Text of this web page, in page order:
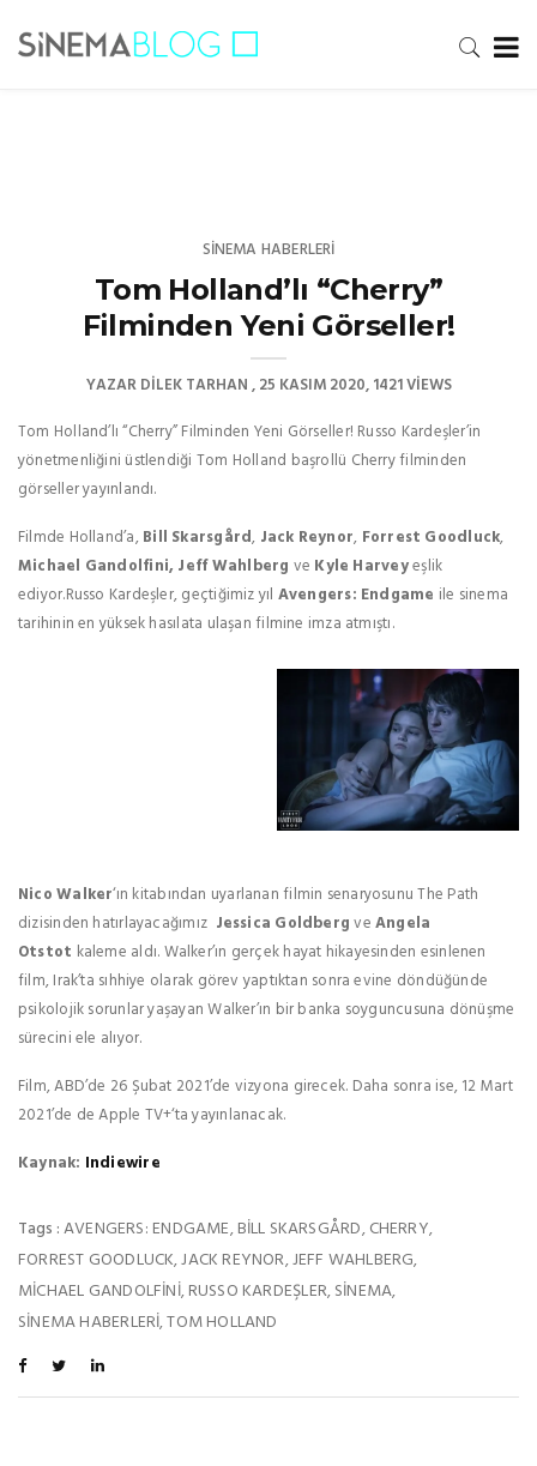
SINEMA HABERLERI
Tom Holland’lı “Cherry”
Filminden Yeni Görseller!
YAZARDILEK TARHAN 25 KASIM 2020 1421 VIEWS
Tom Holland’lı “Cherry” Filminden Yeni Görseller! Russo Kardeşler’in
yönetmenliğini üstlendiği Tom Holland başrollü Cherry filminden
görseller yayınlandı.
Filmde Holland’a,Bill Skarsgård, Jack Reynor, Forrest Goodluck,
Michael Gandolfini, Jeff Wahlberg ve Kyle Harveyeşlik
ediyor.Russo Kardeşler, geçtiğimiz yıl Avengers: Endgame ile sinema
tarihinin en yüksek hasılata ulaşan filmine imza atmıştı.
Nico Walker‘ın kitabından uyarlanan filmin senaryosunu The Path
dizisinden hatırlayacağımız Jessica GoldbergveAngela
Otstot kaleme aldı. Walker’ın gerçek hayat hikayesinden esinlenen
film, Irak’ta sıhhiye olarak görev yaptıktan sonra evine döndüğünde
psikolojik sorunlar yaşayan Walker’ın bir banka soyguncusuna dönüşme
sürecini ele alıyor.
Film, ABD’de 26 Şubat 2021’de vizyona girecek. Daha sonra ise, 12 Mart
2021’de de Apple TV+‘ta yayınlanacak.
Kaynak: Indiewire
Tags :AVENGERS: ENDGAME,BILL SKARSGÅRD,CHERRY,
FORREST GOODLUCK,JACK REYNOR,JEFF WAHLBERG,
MICHAEL GANDOLFINI,RUSSO KARDEŞLER,SINEMA,
SINEMA HABERLERI,TOM HOLLAND